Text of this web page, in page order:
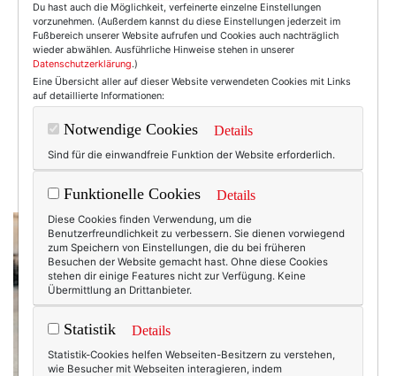
Einträge mit dem
Tag: Texterella Liebt
Mode
Du hast auch die Möglichkeit, verfeinerte einzelne Einstellungen
vorzunehmen. (Außerdem kannst du diese Einstellungen jederzeit im
Fußbereich unserer Website aufrufen und Cookies auch nachträglich
wieder abwählen. Ausführliche Hinweise stehen in unserer
Datenschutzerklärung.)
Eine Übersicht aller auf dieser Website verwendeten Cookies mit Links
auf detaillierte Informationen:
Notwendige Cookies Details
Sind für die einwandfreie Funktion der Website erforderlich.
Funktionelle Cookies Details
Diese Cookies finden Verwendung, um die
Benutzerfreundlichkeit zu verbessern. Sie dienen vorwiegend
zum Speichern von Einstellungen, die du bei früheren
Besuchen der Website gemacht hast. Ohne diese Cookies
stehen dir einige Features nicht zur Verfügung. Keine
Übermittlung an Drittanbieter.
Statistik Details
Statistik-Cookies helfen Webseiten-Besitzern zu verstehen,
wie Besucher mit Webseiten interagieren, indem